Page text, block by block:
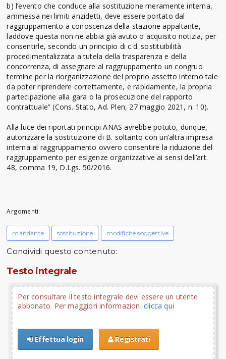
b) l’evento che conduce alla sostituzione meramente interna,
ammessa nei limiti anzidetti, deve essere portato dal
raggruppamento a conoscenza della stazione appaltante,
laddove questa non ne abbia già avuto o acquisito notizia, per
consentirle, secondo un principio di c.d. sostituibilità
procedimentalizzata a tutela della trasparenza e della
concorrenza, di assegnare al raggruppamento un congruo
termine per la riorganizzazione del proprio assetto interno tale
da poter riprendere correttamente, e rapidamente, la propria
partecipazione alla gara o la prosecuzione del rapporto
contrattuale” (Cons. Stato, Ad. Plen, 27 maggio 2021, n. 10).
Alla luce dei riportati principi ANAS avrebbe potuto, dunque,
autorizzare la sostituzione di B. soltanto con un’altra impresa
interna al raggruppamento ovvero consentire la riduzione del
raggruppamento per esigenze organizzative ai sensi dell’art.
48, comma 19, D.Lgs. 50/2016.
Argomenti:
mandante sostituzione modifiche soggettive
Condividi questo contenuto:
Testo integrale
Per consultare il testo integrale devi essere un utente
abbonato. Per maggiori informazioni clicca qui
Effettua login Registrati